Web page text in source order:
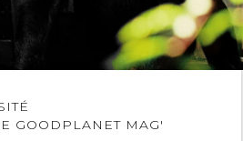
GOODPLANET MAG'